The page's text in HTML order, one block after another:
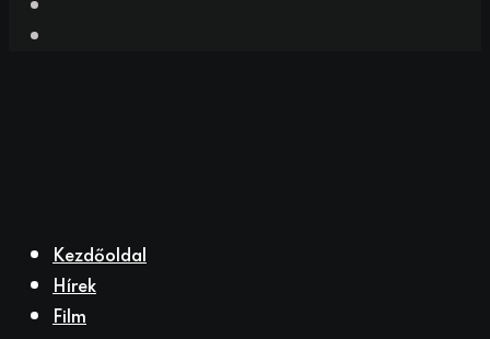
Kezdőoldal
Hírek
Film